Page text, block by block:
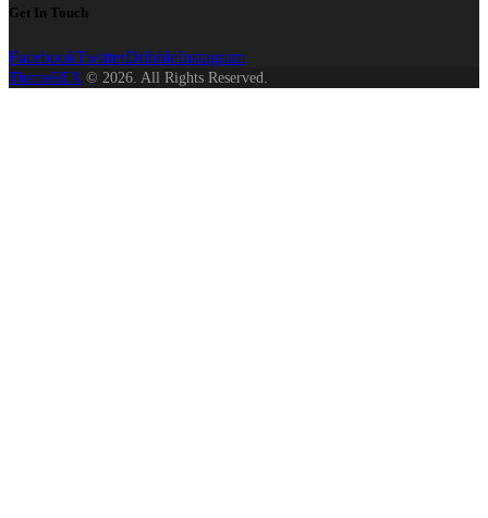
Get In Touch
FacebookTwitterDribbleInstagram
ThemeREX © 2026. All Rights Reserved.